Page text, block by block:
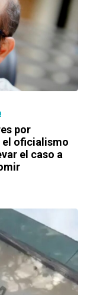
por
el oficialismo
el caso a